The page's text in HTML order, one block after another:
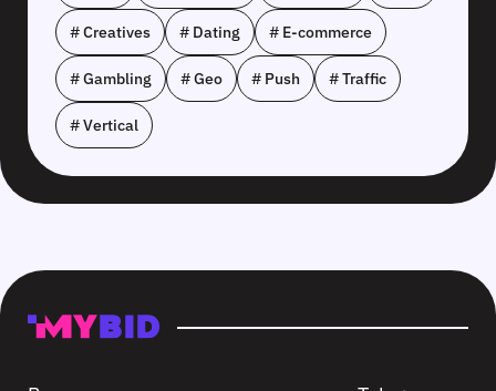
# Creatives # Dating # E-commerce
# Gambling # Geo # Push # Traffic
# Vertical